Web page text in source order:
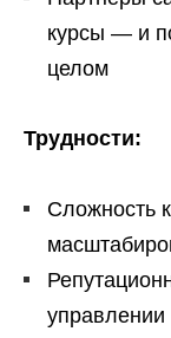
курсы — и
целом
Трудности:
Сложность
управлении